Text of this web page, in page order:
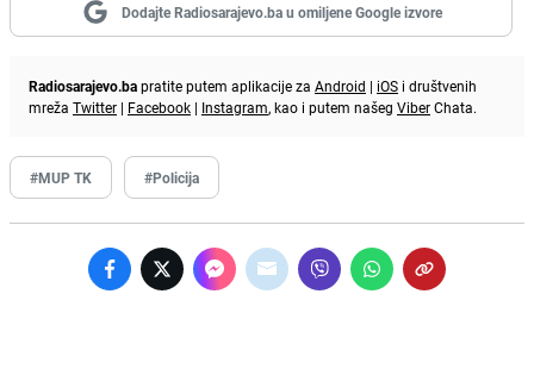
Dodajte Radiosarajevo.ba u omiljene Google izvore
Radiosarajevo.bapratite putem aplikacije za Android | iOS i društvenih
mreža Twitter | Facebook | Instagram, kao i putem našeg ViberChata.
#MUP TK #Policija